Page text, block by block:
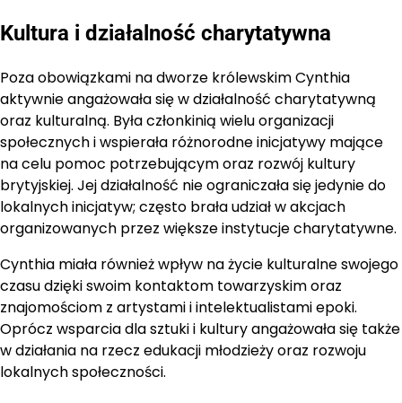
Kultura i działalność charytatywna
Poza obowiązkami na dworze królewskim Cynthia
aktywnie angażowała się w działalność charytatywną
oraz kulturalną. Była członkinią wielu organizacji
społecznych i wspierała różnorodne inicjatywy mające
na celu pomoc potrzebującym oraz rozwój kultury
brytyjskiej. Jej działalność nie ograniczała się jedynie do
lokalnych inicjatyw; często brała udział w akcjach
organizowanych przez większe instytucje charytatywne.
Cynthia miała również wpływ na życie kulturalne swojego
czasu dzięki swoim kontaktom towarzyskim oraz
znajomościom z artystami i intelektualistami epoki.
Oprócz wsparcia dla sztuki i kultury angażowała się także
w działania na rzecz edukacji młodzieży oraz rozwoju
lokalnych społeczności.